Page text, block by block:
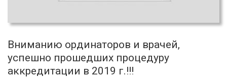
Вниманию ординаторов и врачей,
успешно прошедших процедуру
аккредитации в 2019 г.!!!